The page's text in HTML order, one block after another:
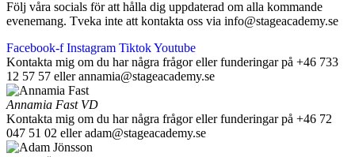
Följ våra socials för att hålla dig uppdaterad om alla kommande
evenemang. Tveka inte att kontakta oss via info@stageacademy.se
Facebook-f Instagram TiktokYoutube
Kontakta mig om du har några frågor eller funderingar på +46 733
12 57 57 eller annamia@stageacademy.se
Annamia Fast VD
Kontakta mig om du har några frågor eller funderingar på +46 72
047 51 02 eller adam@stageacademy.se